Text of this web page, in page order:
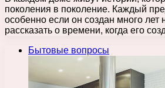
поколения в поколение. Каждый
особенно если он создан много лет
рассказать о времени, когда его
Бытовые вопросы